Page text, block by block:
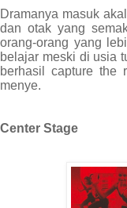
Dramanya masuk
dan otak yang
orang-orang yang
belajar meski di usia
berhasil capture the
menye.
Center Stage